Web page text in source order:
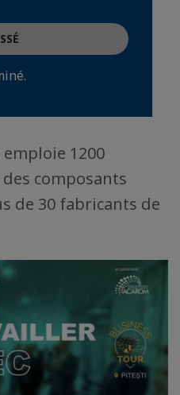
1200
composants
de 30 fabricants de